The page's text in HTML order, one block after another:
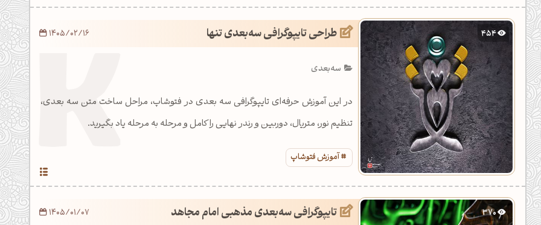
454 طراحی تایپوگرافی سه‌بعدی تنها
سه‌بعدی
در این آموزش حرفه‌ای تایپوگرافی سه بعدی در فتوشاپ، مراحل ساخت متن سه بعدی،
تنظیم نور، متریال، دوربین و رندر نهایی را کامل و مرحله به مرحله یاد بگیرید.
آموزش فتوشاپ
1405/02/16
370 تایپوگرافی سه‌بعدی مذهبی امام مجاهد 1405/01/07